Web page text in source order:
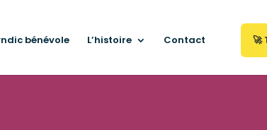
bénévole L’histoire Contact 🚀